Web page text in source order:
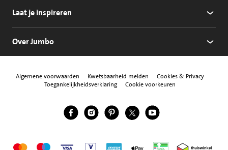
Laat je inspireren
Over Jumbo
Algemene voorwaarden Kwetsbaarheid melden
Cookies & Privacy
Toegankelijkheidsverklaring
Cookie voorkeuren
Volg ons
Jumbo Facebook
Jumbo Instagram
Jumbo Pinterest
Jumbo Twitter
Jumbo YouTube
MastercardMaestroVisa Vpay American Express
Apple Pay Thuiswinkel